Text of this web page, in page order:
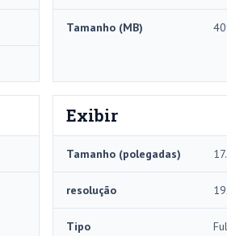
Tamanho (MB)
Exibir
Tamanho (polegadas)
resolução
Tipo